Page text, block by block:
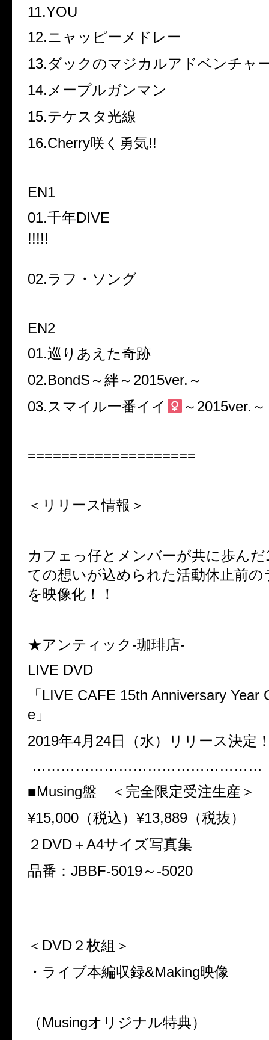
11.YOU
12.ニャッピーメドレー
13.ダックのマジカルアドベンチャ
14.メープルガンマン
15.テケスタ光線
16.Cherry咲く勇気!!
EN1
01.千年DIVE
!!!!!
02.ラフ・ソング
EN2
01.巡りあえた奇跡
02.BondS～絆～2015ver.～
03.スマイル一番イイ
～2015ver.～
====================
＜リリース情報＞
カフェっ仔とメンバーが共に歩んだ
ての想いが込められた活動休止前
を映像化！！
★アンティック-珈琲店-
LIVE DVD
「LIVE CAFE 15th Anniversary Year
e」
2019年4月24日（水）リリース決定
…………………………………………
■Musing盤 ＜完全限定受注生産＞
¥15,000（税込）¥13,889（税抜）
２DVD＋A4サイズ写真集
品番：JBBF-5019～-5020
＜DVD２枚組＞
・ライブ本編収録&Making映像
（Musingオリジナル特典）